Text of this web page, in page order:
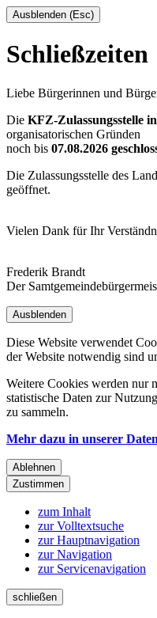
Ausblenden (Esc)
Schließzeiten
Liebe Bürgerinnen und
Die KFZ-Zulassungsstelle
organisatorischen Gründen
noch bis 07.08.2026
Die Zulassungsstelle des
geöffnet.
Vielen Dank für Ihr
Frederik Brandt
Der
Ausblenden
Diese Website verwendet
der Website notwendig sind
Weitere Cookies werden nur
statistische Daten zur
zu sammeln.
Mehr dazu in unserer
Ablehnen
Zustimmen
zum Inhalt
zur Volltextsuche
zur Hauptnavigation
zur Navigation
zur Servicenavigation
schließen